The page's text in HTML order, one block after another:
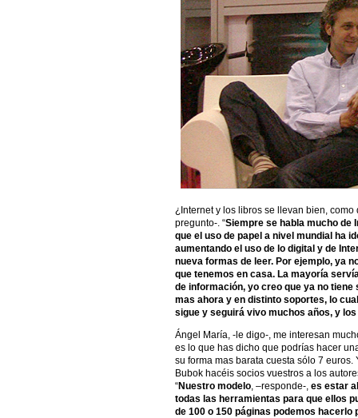
¿Internet y los libros se llevan bien,
pregunto-. “Siempre se habla mucho de
que el uso de papel a nivel mundial ha
aumentando el uso de lo digital y de
nueva formas de leer. Por ejemplo, ya
que tenemos en casa. La mayoría
de información, yo creo que ya no tiene
mas ahora y en distinto soportes, lo
sigue y seguirá vivo muchos años, y
Ángel María, -le digo-, me interesan
es lo que has dicho que podrías hacer
su forma mas barata cuesta sólo 7
Bubok hacéis socios vuestros a los
“Nuestro modelo, –responde-, es estar
todas las herramientas para que ellos
de 100 o 150 páginas podemos hacerlo